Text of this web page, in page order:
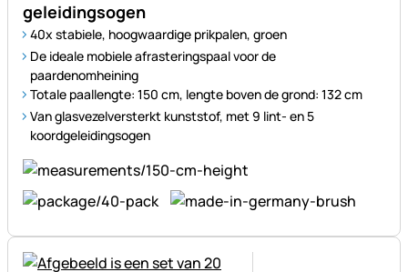
geleidingsogen
40x stabiele, hoogwaardige prikpalen, groen
De ideale mobiele afrasteringspaal voor de
paardenomheining
Totale paallengte: 150 cm, lengte boven de grond: 132 cm
Van glasvezelversterkt kunststof, met 9 lint- en 5
koordgeleidingsogen